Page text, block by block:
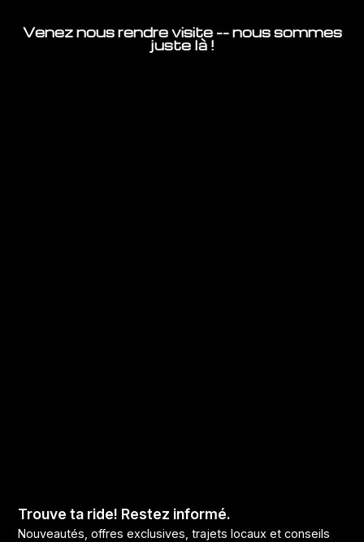
Venez nous rendre visite -- nous sommes
juste là !
Trouve ta ride! Restez informé.
Nouveautés, offres exclusives, trajets locaux et conseils